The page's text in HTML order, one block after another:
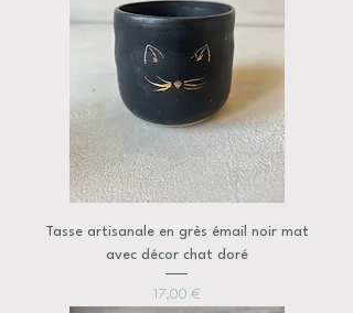
Tasse artisanale en grès émail noir mat
avec décor chat doré
Prix
17,00 €